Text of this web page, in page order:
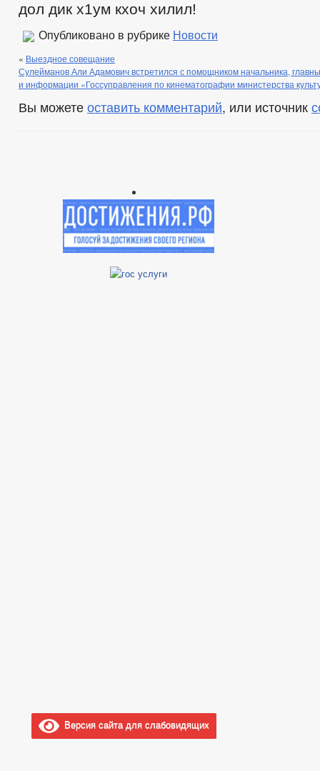
дол дик х1ум кхоч хилил!
Опубликовано в рубрике Новости
« Выездное совещание
Сулейманов Али Адамович встретился с помощником начальника,
и информации «Госсуправления по кинематографии министерства
Вы можете оставить комментарий, или источник
Версия сайта для слабовидящих